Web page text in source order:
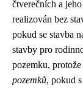
čtverečních a
realizován bez
pokud se stavba
stavby pro
pozemku, protože
pozemků, pokud